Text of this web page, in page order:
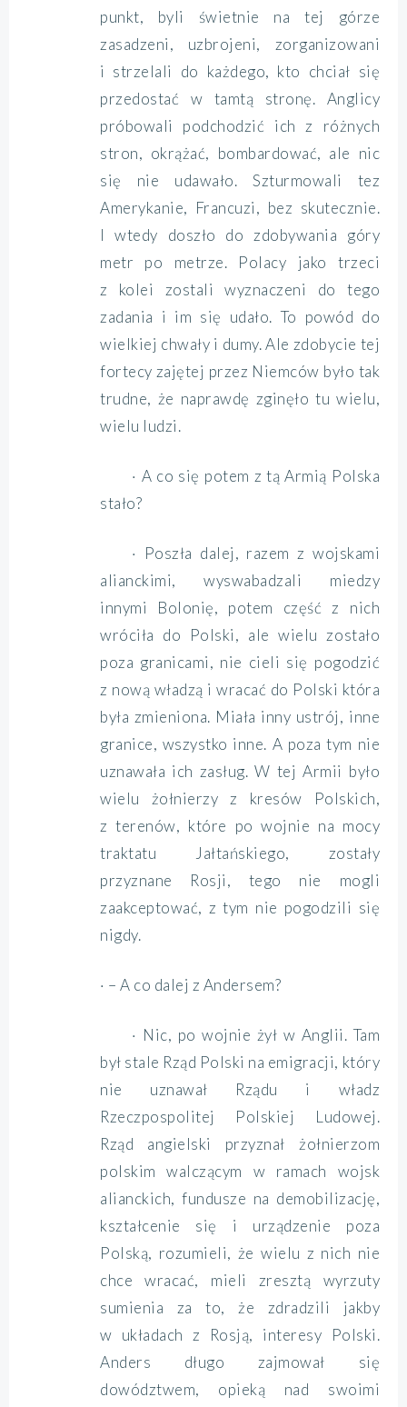
punkt, byli świetnie na tej górze
zasadzeni, uzbrojeni, zorganizowani
i strzelali do każdego, kto chciał się
przedostać w tamtą stronę. Anglicy
próbowali podchodzić ich z różnych
stron, okrążać, bombardować, ale nic
się nie udawało. Szturmowali tez
Amerykanie, Francuzi, bez skutecznie.
I wtedy doszło do zdobywania góry
metr po metrze. Polacy jako trzeci
z kolei zostali wyznaczeni do tego
zadania i im się udało. To powód do
wielkiej chwały i dumy. Ale zdobycie tej
fortecy zajętej przez Niemców było tak
trudne, że naprawdę zginęło tu wielu,
wielu ludzi.
· A co się potem z tą Armią Polska
stało?
· Poszła dalej, razem z wojskami
alianckimi, wyswabadzali miedzy
innymi Bolonię, potem część z nich
wróciła do Polski, ale wielu zostało
poza granicami, nie cieli się pogodzić
z nową władzą i wracać do Polski która
była zmieniona. Miała inny ustrój, inne
granice, wszystko inne. A poza tym nie
uznawała ich zasług. W tej Armii było
wielu żołnierzy z kresów Polskich,
z terenów, które po wojnie na mocy
traktatu Jałtańskiego, zostały
przyznane Rosji, tego nie mogli
zaakceptować, z tym nie pogodzili się
nigdy.
· – A co dalej z Andersem?
· Nic, po wojnie żył w Anglii. Tam
był stale Rząd Polski na emigracji, który
nie uznawał Rządu i władz
Rzeczpospolitej Polskiej Ludowej.
Rząd angielski przyznał żołnierzom
polskim walczącym w ramach wojsk
alianckich, fundusze na demobilizację,
kształcenie się i urządzenie poza
Polską, rozumieli, że wielu z nich nie
chce wracać, mieli zresztą wyrzuty
sumienia za to, że zdradzili jakby
w układach z Rosją, interesy Polski.
Anders długo zajmował się
dowództwem, opieką nad swoimi